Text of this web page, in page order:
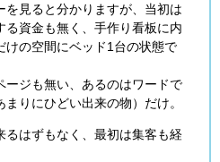
を見ると分かりますが、当初は
る資金も無く、手作り看板に内
けの空間にベッド1台の状態で
ージも無い、あるのはワードで
りにひどい出来の物）だけ。
るはずもなく、最初は集客も経